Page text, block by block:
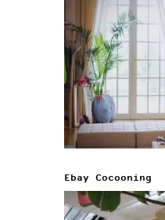
Ebay Cocooning